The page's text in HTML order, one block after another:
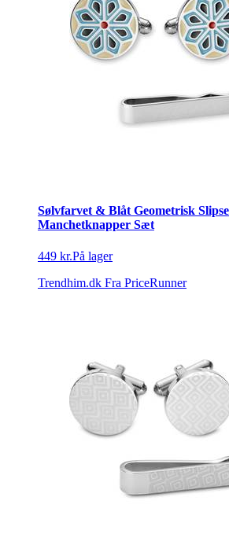
Sølvfarvet & Blåt Geometrisk
Manchetknapper Sæt
449 kr.På lager
Trendhim.dk Fra PriceRunner